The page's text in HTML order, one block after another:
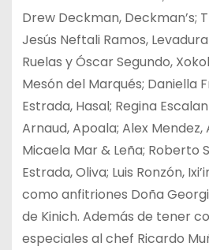
Drew Deckman, Deckman’s;
Jesús Neftali Ramos,
Ruelas y Óscar Segundo,
Mesón del Marqués; Daniella
Estrada, Hasal; Regina
Arnaud, Apoala; Alex Mendez,
Micaela Mar & Leña; Roberto
Estrada, Oliva; Luis Ronzón,
como anfitriones Doña
de Kinich. Además de tener
especiales al chef Ricardo